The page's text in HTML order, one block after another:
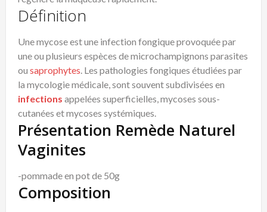
Définition
Une mycose est une infection fongique provoquée par
une ou plusieurs espèces de microchampignons parasites
ou saprophytes. Les pathologies fongiques étudiées par
la mycologie médicale, sont souvent subdivisées en
infections appelées superficielles, mycoses sous-
cutanées et mycoses systémiques.
Présentation Remède Naturel
Vaginites
-pommade en pot de 50g
Composition